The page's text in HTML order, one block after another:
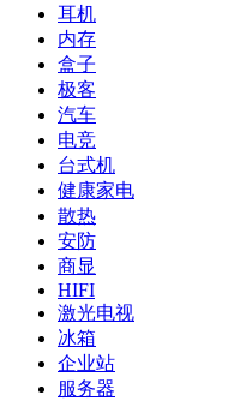
耳机
内存
盒子
极客
汽车
电竞
台式机
健康家电
散热
安防
商显
HIFI
激光电视
冰箱
企业站
服务器